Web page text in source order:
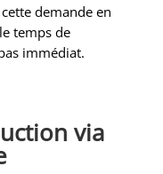
demande en
temps de
immédiat.
via